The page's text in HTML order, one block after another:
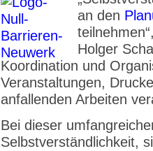
an den
Holger
Koordination und
Veranstaltungen,
anfallenden Arbeiten
Bei dieser
Selbstverständlichkeit,